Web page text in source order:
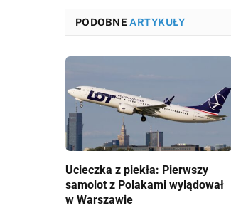
PODOBNE ARTYKUŁY
Ucieczka z piekła: Pierwszy
samolot z Polakami wylądował
w Warszawie